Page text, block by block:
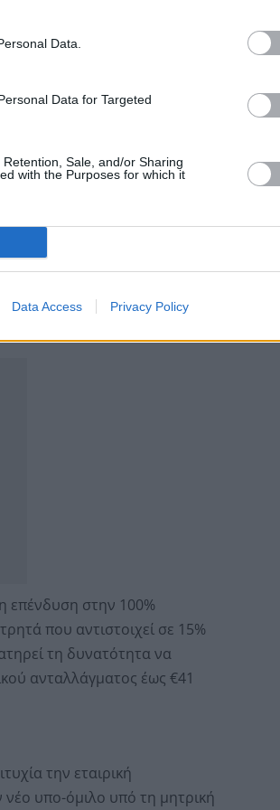
Data.
Data for Targeted
Sale, and/or Sharing
with the Purposes for which it
Data Access Privacy Policy
Holdings ύψους €61,5 εκατ.
επένδυση στην 100%
που αντιστοιχεί σε 15%
τη δυνατότητα να
ανταλλάγματος έως €41
την εταιρική
υπο-όμιλο υπό τη μητρική